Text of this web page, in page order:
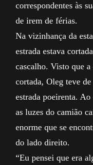
correspondentes às
de irem de férias.
Na vizinhança da
estrada estava
cascalho. Visto que
cortada, Oleg teve
estrada poeirenta.
as luzes do camião
enorme que se
do lado direito.
“Eu pensei que era